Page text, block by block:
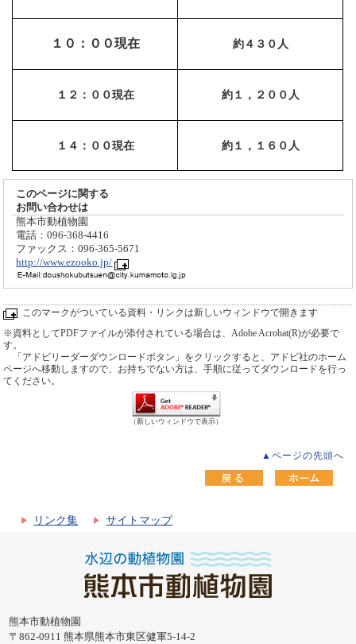
１０：００現在 約４３０人
１２：００現在 約１，２００人
１４：００現在 約１，１６０人
このページに関する
お問い合わせは
熊本市動植物園
電話：096-368-4416
ファックス：096-365-5671
http://www.ezooko.jp/
このマークがついている資料・リンクは新しいウィンドウで開きます
※資料としてPDFファイルが添付されている場合は、Adobe Acrobat(R)が必要で
す。
「アドビリーダーダウンロードボタン」をクリックすると、アドビ社のホーム
ページへ移動しますので、お持ちでない方は、手順に従ってダウンロードを行っ
てください。
（新しいウィンドウで表示）
▲ページの先頭へ
リンク集 サイトマップ
熊本市動植物園
〒862-0911 熊本県熊本市東区健軍5-14-2